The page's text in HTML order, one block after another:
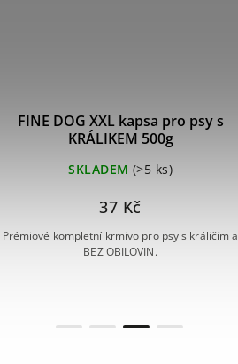
FINE DOG XXL kapsa pro psy s
KRÁLIKEM 500g
SKLADEM (>5 ks)
37 Kč
Prémiové kompletní krmivo pro psy s králičím a
BEZ OBILOVIN.